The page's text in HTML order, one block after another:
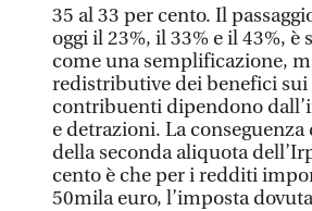
35 al 33 per cento. Il
oggi il 23%, il 33% e il 43%, è
come una semplificazione,
redistributive dei benefici
contribuenti dipendono
e detrazioni. La
della seconda aliquota
cento è che per i redditi
50mila euro, l’imposta